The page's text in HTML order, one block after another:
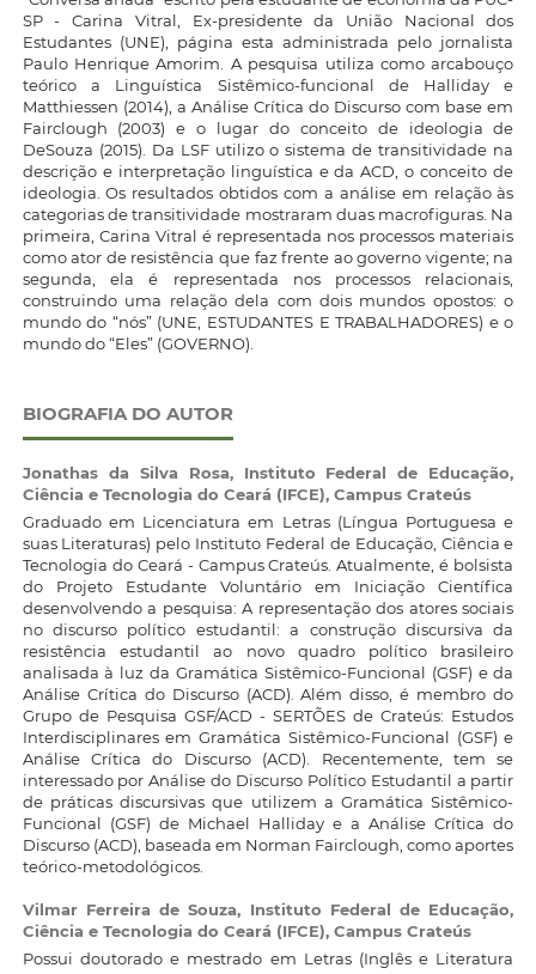
SP - Carina Vitral, Ex-presidente da União Nacional dos
Estudantes (UNE), página esta administrada pelo jornalista
Paulo Henrique Amorim. A pesquisa utiliza como arcabouço
teórico a Linguística Sistêmico-funcional de Halliday e
Matthiessen (2014), a Análise Crítica do Discurso com base em
Fairclough (2003) e o lugar do conceito de ideologia de
DeSouza (2015). Da LSF utilizo o sistema de transitividade na
descrição e interpretação linguística e da ACD, o conceito de
ideologia. Os resultados obtidos com a análise em relação às
categorias de transitividade mostraram duas macrofiguras. Na
primeira, Carina Vitral é representada nos processos materiais
como ator de resistência que faz frente ao governo vigente; na
segunda, ela é representada nos processos relacionais,
construindo uma relação dela com dois mundos opostos: o
mundo do “nós” (UNE, ESTUDANTES E TRABALHADORES) e o
mundo do “Eles” (GOVERNO).
BIOGRAFIA DO AUTOR
Jonathas da Silva Rosa, Instituto Federal de Educação,
Ciência e Tecnologia do Ceará (IFCE), Campus Crateús
Graduado em Licenciatura em Letras (Língua Portuguesa e
suas Literaturas) pelo Instituto Federal de Educação, Ciência e
Tecnologia do Ceará - Campus Crateús. Atualmente, é bolsista
do Projeto Estudante Voluntário em Iniciação Científica
desenvolvendo a pesquisa: A representação dos atores sociais
no discurso político estudantil: a construção discursiva da
resistência estudantil ao novo quadro político brasileiro
analisada à luz da Gramática Sistêmico-Funcional (GSF) e da
Análise Crítica do Discurso (ACD). Além disso, é membro do
Grupo de Pesquisa GSF/ACD - SERTÕES de Crateús: Estudos
Interdisciplinares em Gramática Sistêmico-Funcional (GSF) e
Análise Crítica do Discurso (ACD). Recentemente, tem se
interessado por Análise do Discurso Político Estudantil a partir
de práticas discursivas que utilizem a Gramática Sistêmico-
Funcional (GSF) de Michael Halliday e a Análise Crítica do
Discurso (ACD), baseada em Norman Fairclough, como aportes
teórico-metodológicos.
Vilmar Ferreira de Souza, Instituto Federal de Educação,
Ciência e Tecnologia do Ceará (IFCE), Campus Crateús
Possui doutorado e mestrado em Letras (Inglês e Literatura